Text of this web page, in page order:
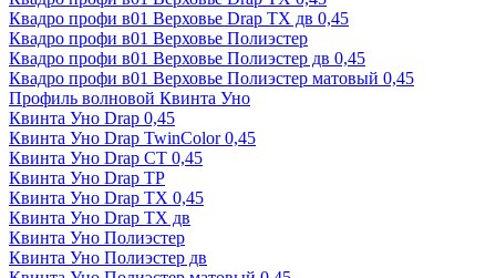
Квадро профи в01 Верховье Drap ТХ дв 0,45
Квадро профи в01 Верховье Полиэстер
Квадро профи в01 Верховье Полиэстер дв 0,45
Квадро профи в01 Верховье Полиэстер матовый 0,45
Профиль волновой Квинта Уно
Квинта Уно Drap 0,45
Квинта Уно Drap TwinColor 0,45
Квинта Уно Drap СТ 0,45
Квинта Уно Drap ТР
Квинта Уно Drap ТХ 0,45
Квинта Уно Drap ТХ дв
Квинта Уно Полиэстер
Квинта Уно Полиэстер дв